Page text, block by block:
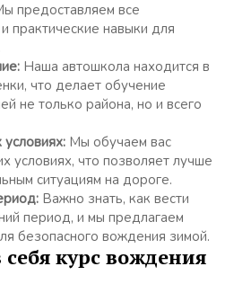
предоставляем все
практические навыки для
Наша автошкола находится в
что делает обучение
не только района, но и всего
Мы обучаем вас
условиях, что позволяет лучше
ситуациям на дороге.
Важно знать, как вести
период, и мы предлагаем
безопасного вождения зимой.
курс вождения